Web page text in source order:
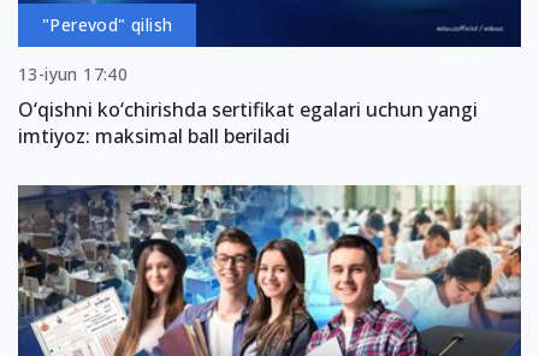
"Perevod" qilish
13-iyun 17:40
O‘qishni ko‘chirishda sertifikat egalari uchun yangi
imtiyoz: maksimal ball beriladi